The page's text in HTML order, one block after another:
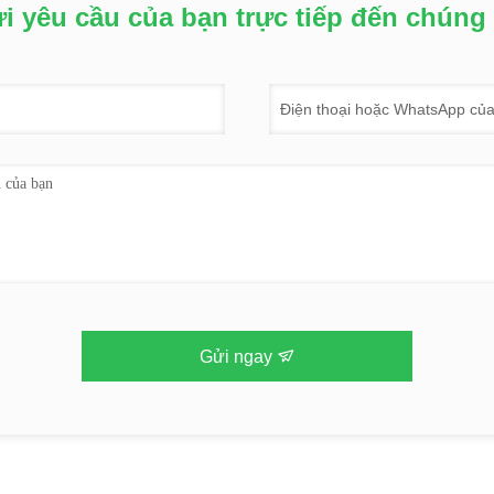
yêu cầu của bạn trực tiếp đến
Gửi ngay